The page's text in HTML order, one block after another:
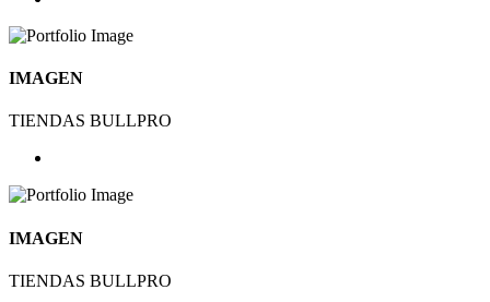
IMAGEN
TIENDAS BULLPRO
IMAGEN
TIENDAS BULLPRO